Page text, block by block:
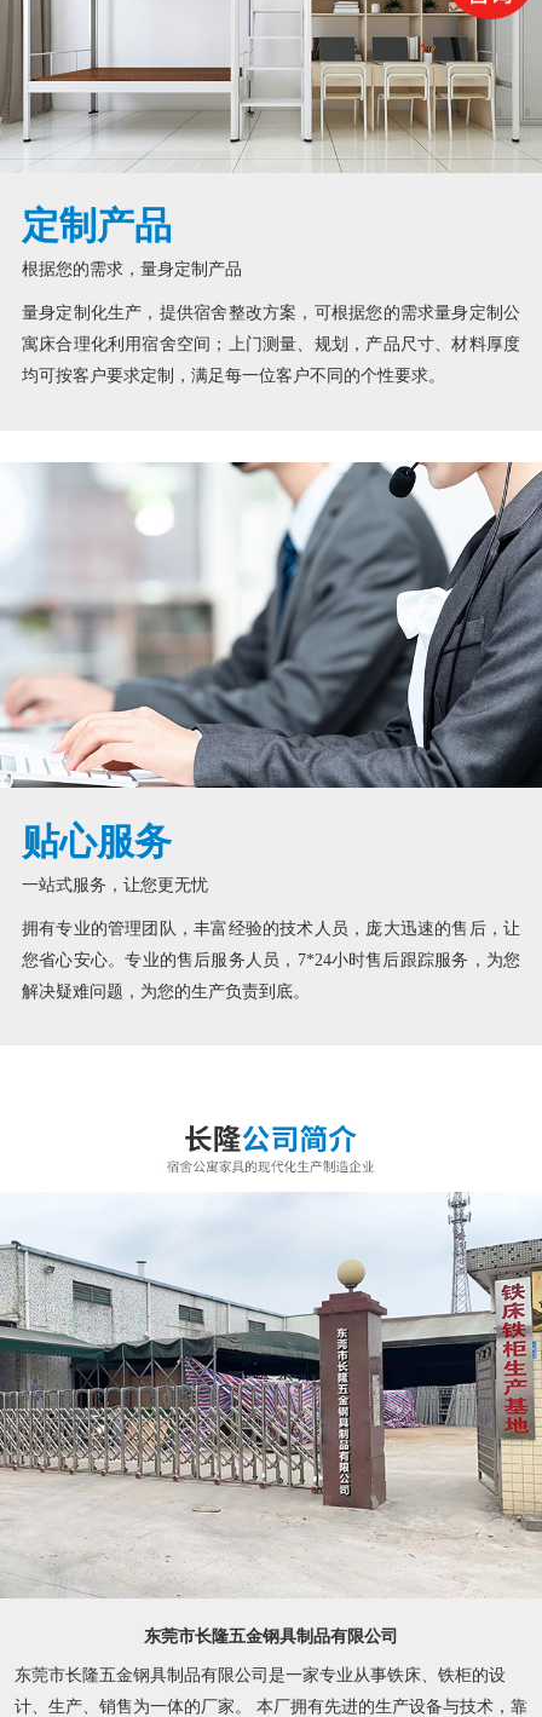
定制产品
根据您的需求，量身定制产品
量身定制化生产，提供宿舍整改方案，可根据您的需求量身定制公
寓床合理化利用宿舍空间；上门测量、规划，产品尺寸、材料厚度
均可按客户要求定制，满足每一位客户不同的个性要求。
贴心服务
一站式服务，让您更无忧
拥有专业的管理团队，丰富经验的技术人员，庞大迅速的售后，让
您省心安心。专业的售后服务人员，7*24小时售后跟踪服务，为您
解决疑难问题，为您的生产负责到底。
东莞市长隆五金钢具制品有限公司
东莞市长隆五金钢具制品有限公司是一家专业从事铁床、铁柜的设
计、生产、销售为一体的厂家。 本厂拥有先进的生产设备与技术，靠